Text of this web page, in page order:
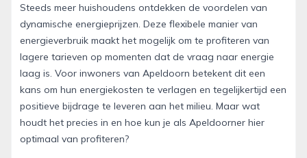
Steeds meer huishoudens ontdekken de voordelen van
dynamische energieprijzen. Deze flexibele manier van
energieverbruik maakt het mogelijk om te profiteren van
lagere tarieven op momenten dat de vraag naar energie
laag is. Voor inwoners van Apeldoorn betekent dit een
kans om hun energiekosten te verlagen en tegelijkertijd een
positieve bijdrage te leveren aan het milieu. Maar wat
houdt het precies in en hoe kun je als Apeldoorner hier
optimaal van profiteren?